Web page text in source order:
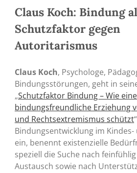
Claus Koch: Bindung
Schutzfaktor gegen
Autoritarismus
Claus Koch, Psychologe,
Bindungsstörungen, geht in
„Schutzfaktor Bindung – Wie eine
bindungsfreundliche Erziehung
und Rechtsextremismus schützt
Bindungsentwicklung im
ein, benennt existenzielle
speziell die Suche nach
Austausch sowie nach